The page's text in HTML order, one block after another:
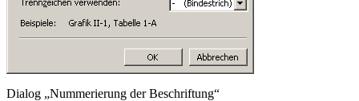
Dialog „Nummerierung der Beschriftung“